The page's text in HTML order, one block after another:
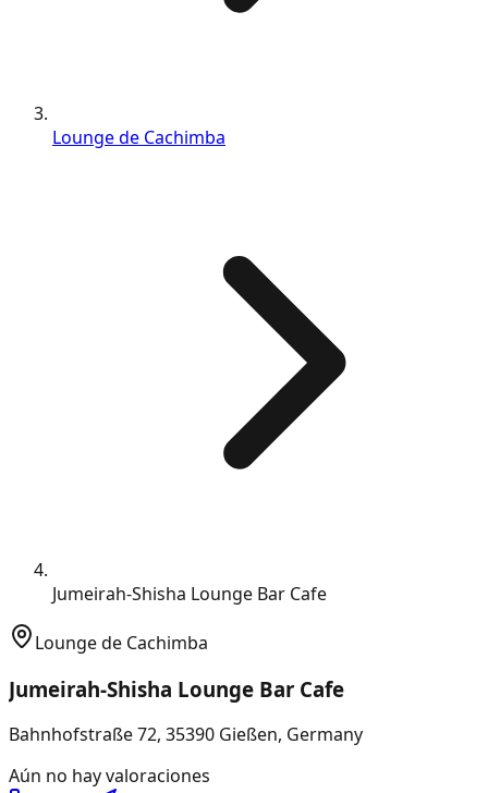
Lounge de Cachimba
Jumeirah-Shisha Lounge Bar Cafe
Lounge de Cachimba
Jumeirah-Shisha Lounge Bar Cafe
Bahnhofstraße 72, 35390 Gießen, Germany
Aún no hay valoraciones